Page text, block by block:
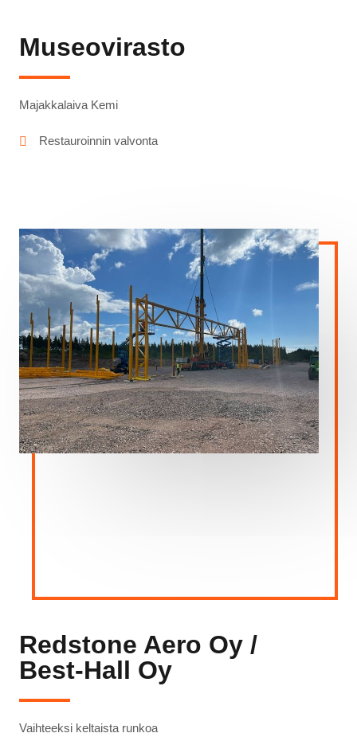
Museovirasto
Majakkalaiva Kemi
Restauroinnin valvonta
Redstone Aero Oy /
Best-Hall Oy
Vaihteeksi keltaista runkoa